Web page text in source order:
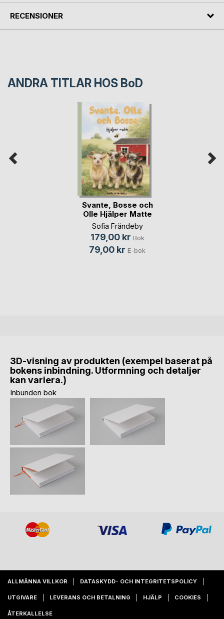
RECENSIONER
ANDRA TITLAR HOS BoD
Svante, Bosse och
Olle Hjälper Matte
Sofia Frändeby
179,00 kr Bok
79,00 kr E-bok
3D-visning av produkten (exempel baserat på
bokens inbindning. Utformning och detaljer
kan variera.)
Inbunden bok
ALLMÄNNA VILLKOR DATASKYDD- OCH INTEGRITETSPOLICY
UTGIVARE LEVERANS OCH BETALNING HJÄLP COOKIES
ÅTERKALLELSE